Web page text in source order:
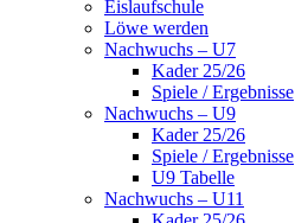
Eislaufschule
Löwe werden
Nachwuchs – U7
Kader 25/26
Spiele / Ergebnisse
Nachwuchs – U9
Kader 25/26
Spiele / Ergebnisse
U9 Tabelle
Nachwuchs – U11